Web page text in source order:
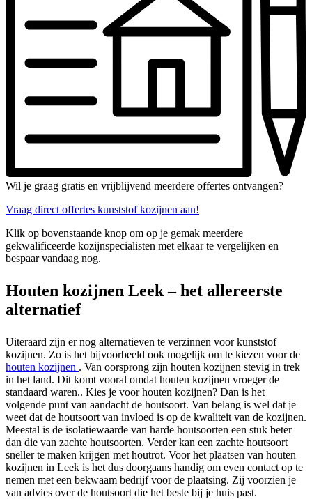
Wil je graag gratis en vrijblijvend meerdere offertes ontvangen?
Vraag direct offertes kunststof kozijnen aan!
Klik op bovenstaande knop om op je gemak meerdere
gekwalificeerde kozijnspecialisten met elkaar te vergelijken en
bespaar vandaag nog.
Houten kozijnen Leek – het allereerste
alternatief
Uiteraard zijn er nog alternatieven te verzinnen voor kunststof
kozijnen. Zo is het bijvoorbeeld ook mogelijk om te kiezen voor de
houten kozijnen . Van oorsprong zijn houten kozijnen stevig in trek
in het land. Dit komt vooral omdat houten kozijnen vroeger de
standaard waren.. Kies je voor houten kozijnen? Dan is het
volgende punt van aandacht de houtsoort. Van belang is wel dat je
weet dat de houtsoort van invloed is op de kwaliteit van de kozijnen.
Meestal is de isolatiewaarde van harde houtsoorten een stuk beter
dan die van zachte houtsoorten. Verder kan een zachte houtsoort
sneller te maken krijgen met houtrot. Voor het plaatsen van houten
kozijnen in Leek is het dus doorgaans handig om even contact op te
nemen met een bekwaam bedrijf voor de plaatsing. Zij voorzien je
van advies over de houtsoort die het beste bij je huis past.